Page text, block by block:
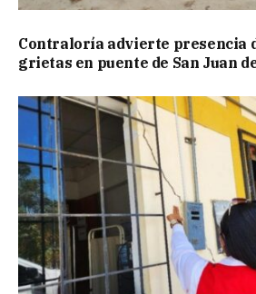
Contraloría advierte presencia
grietas en puente de San Juan